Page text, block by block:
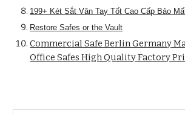
199+ Két Sắt Vân Tay Tốt Cao Cấp Bảo
Restore Safes or the Vault
Commercial Safe Berlin Germany
Office Safes High Quality Factory